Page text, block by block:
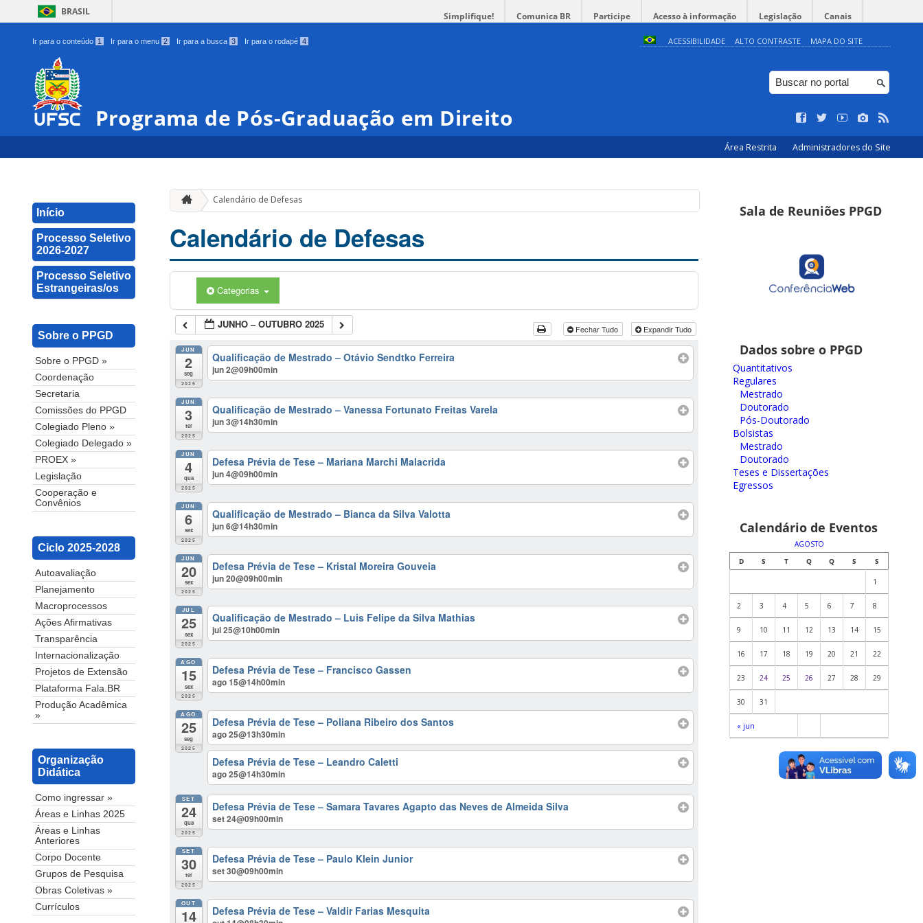
BRASIL Simplifique! Comunica BR Participe Acesso à informação Legislação Canais
Ir para o conteúdo 1 Ir para o menu 2 Ir para a busca 3 Ir para o rodapé 4 ACESSIBILIDADE ALTO CONTRASTE MAPA DO SITE
Programa de Pós-Graduação em Direito
Área Restrita Administradores do Site
Início
Processo Seletivo
2026-2027
Processo Seletivo
Estrangeiras/os
Sobre o PPGD
Sobre o PPGD »
Coordenação
Secretaria
Comissões do PPGD
Colegiado Pleno »
Colegiado Delegado »
PROEX »
Legislação
Cooperação e
Convênios
Ciclo 2025-2028
Autoavaliação
Planejamento
Macroprocessos
Ações Afirmativas
Transparência
Internacionalização
Projetos de Extensão
Plataforma Fala.BR
Produção Acadêmica
»
Organização
Didática
Como ingressar »
Áreas e Linhas 2025
Áreas e Linhas
Anteriores
Corpo Docente
Grupos de Pesquisa
Obras Coletivas »
Currículos
Calendário de Defesas
Calendário de Defesas
Categorias
JUNHO – OUTUBRO 2025 Fechar Tudo Expandir Tudo
JUN
2
seg
2025
Qualificação de Mestrado – Otávio Sendtko Ferreira
jun 2@09h00min
JUN
3
ter
2025
Qualificação de Mestrado – Vanessa Fortunato Freitas Varela
jun 3@14h30min
JUN
4
qua
2025
Defesa Prévia de Tese – Mariana Marchi Malacrida
jun 4@09h00min
JUN
6
sex
2025
Qualificação de Mestrado – Bianca da Silva Valotta
jun 6@14h30min
JUN
20
sex
2025
Defesa Prévia de Tese – Kristal Moreira Gouveia
jun 20@09h00min
JUL
25
sex
2025
Qualificação de Mestrado – Luis Felipe da Silva Mathias
jul 25@10h00min
AGO
15
sex
2025
Defesa Prévia de Tese – Francisco Gassen
ago 15@14h00min
AGO
25
seg
2025
Defesa Prévia de Tese – Poliana Ribeiro dos Santos
ago 25@13h30min
Defesa Prévia de Tese – Leandro Caletti
ago 25@14h30min
SET
24
qua
2025
Defesa Prévia de Tese – Samara Tavares Agapto das Neves de Almeida Silva
set 24@09h00min
SET
30
ter
2025
Defesa Prévia de Tese – Paulo Klein Junior
set 30@09h00min
OUT
14 Defesa Prévia de Tese – Valdir Farias Mesquita
Sala de Reuniões PPGD
Dados sobre o PPGD
Quantitativos
Regulares
Mestrado
Doutorado
Pós-Doutorado
Bolsistas
Mestrado
Doutorado
Teses e Dissertações
Egressos
Calendário de Eventos
AGOSTO
D
S T Q Q S S
« jun
1
2 3 4 5 6 7 8
9 10 11 12 13 14 15
16 17 18 19 20 21 22
23 24 25 26 27 28 29
30 31